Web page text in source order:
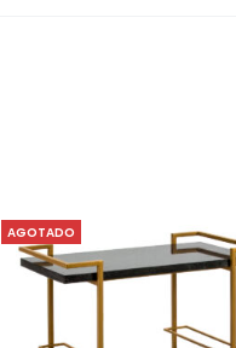
AGOTADO